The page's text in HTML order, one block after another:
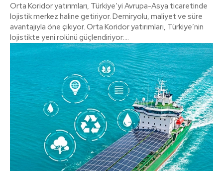
Orta Koridor yatırımları, Türkiye’yi Avrupa-Asya ticaretinde
lojistik merkez haline getiriyor. Demiryolu, maliyet ve süre
avantajıyla öne çıkıyor. Orta Koridor yatırımları, Türkiye’nin
lojistikte yeni rolünü güçlendiriyor:...